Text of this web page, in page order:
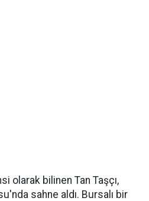
olarak bilinen Tan Taşçı,
sahne aldı. Bursalı bir